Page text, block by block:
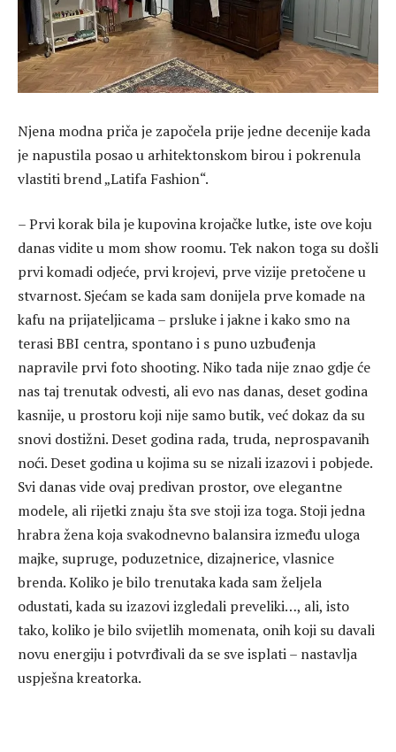
Njena modna priča je započela prije jedne decenije kada
je napustila posao u arhitektonskom birou i pokrenula
vlastiti brend „Latifa Fashion“.
– Prvi korak bila je kupovina krojačke lutke, iste ove koju
danas vidite u mom show roomu. Tek nakon toga su došli
prvi komadi odjeće, prvi krojevi, prve vizije pretočene u
stvarnost. Sjećam se kada sam donijela prve komade na
kafu na prijateljicama – prsluke i jakne i kako smo na
terasi BBI centra, spontano i s puno uzbuđenja
napravile prvi foto shooting. Niko tada nije znao gdje će
nas taj trenutak odvesti, ali evo nas danas, deset godina
kasnije, u prostoru koji nije samo butik, već dokaz da su
snovi dostižni. Deset godina rada, truda, neprospavanih
noći. Deset godina u kojima su se nizali izazovi i pobjede.
Svi danas vide ovaj predivan prostor, ove elegantne
modele, ali rijetki znaju šta sve stoji iza toga. Stoji jedna
hrabra žena koja svakodnevno balansira između uloga
majke, supruge, poduzetnice, dizajnerice, vlasnice
brenda. Koliko je bilo trenutaka kada sam željela
odustati, kada su izazovi izgledali preveliki…, ali, isto
tako, koliko je bilo svijetlih momenata, onih koji su davali
novu energiju i potvrđivali da se sve isplati – nastavlja
uspješna kreatorka.